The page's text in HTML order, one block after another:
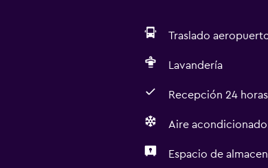
Traslado
Lavandería
Recepción 24 horas
Aire acondicionado
Espacio de